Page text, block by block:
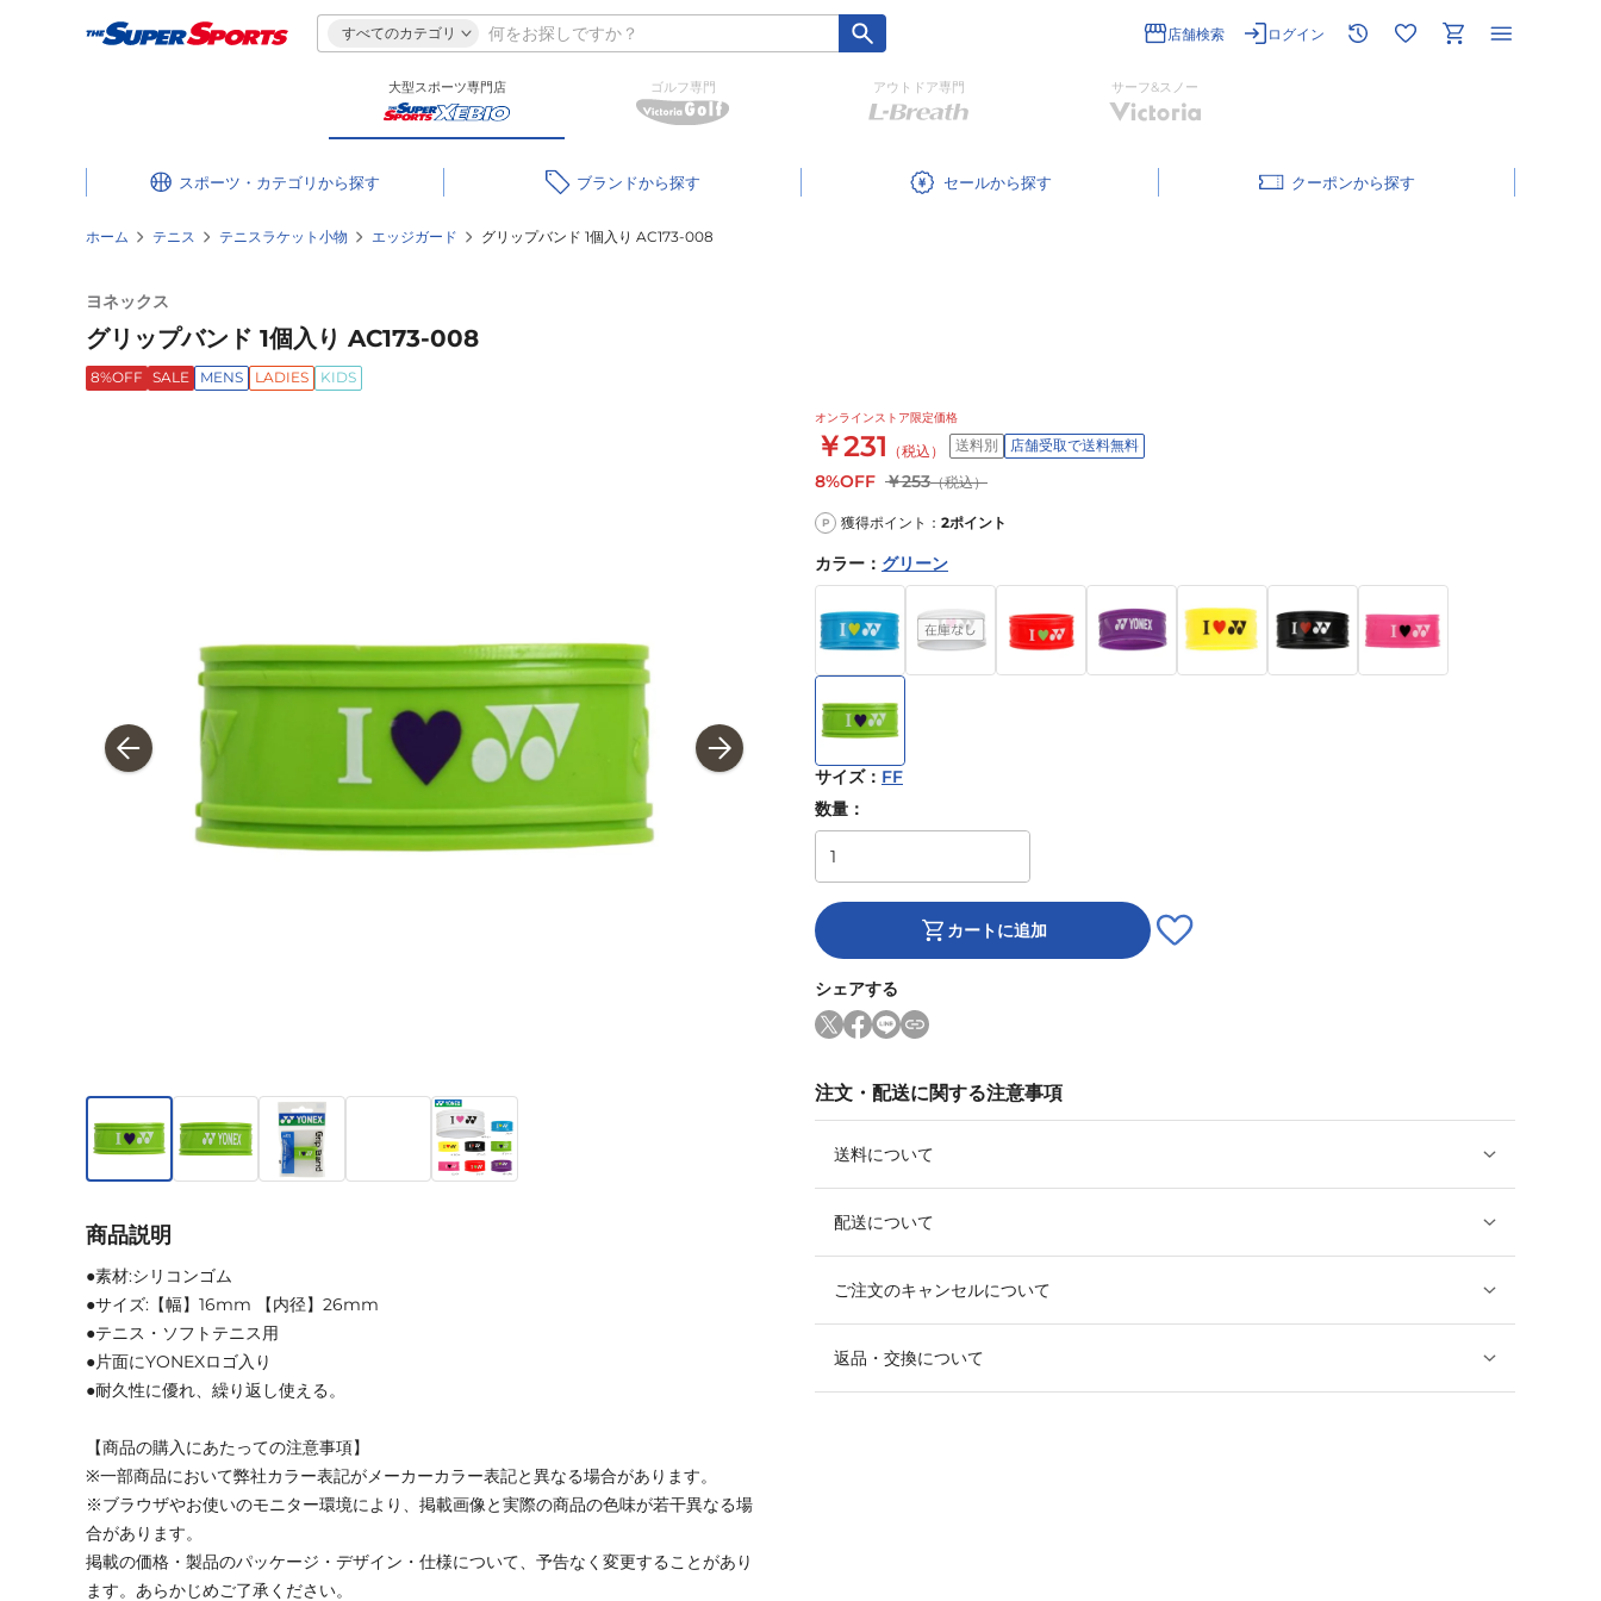
すべてのカテゴリ 店舗検索 ログイン
大型スポーツ専門店 ゴルフ専門 アウトドア専門 サーフ&スノー
スポーツ・カテゴリ ブランド セール クーポン
ホーム テニス テニスラケット小物 エッジガード グリップバンド 1個入り AC173-008
ヨネックス
グリップバンド 1個入り AC173-008
8%OFF SALE MENS LADIES KIDS
オンラインストア限定価格
￥231 （税込） 送料別 店舗受取で送料無料
8%OFF ￥253（税込）
P 獲得ポイント： 2ポイント
カラー ： グリーン
サイズ： FF
数量：
カートに追加
シェアする
注文・配送に関する注意事項
送料について
配送について
ご注文のキャンセルについて
返品・交換について
商品説明
●素材:シリコンゴム
●サイズ:【幅】16mm 【内径】26mm
●テニス・ソフトテニス用
●片面にYONEXロゴ入り
●耐久性に優れ、繰り返し使える。
【商品の購入にあたっての注意事項】
※一部商品において弊社カラー表記がメーカーカラー表記と異なる場合があります。
※ブラウザやお使いのモニター環境により、掲載画像と実際の商品の色味が若干異なる場
合があります。
掲載の価格・製品のパッケージ・デザイン・仕様について、予告なく変更することがあり
ます。あらかじめご了承ください。